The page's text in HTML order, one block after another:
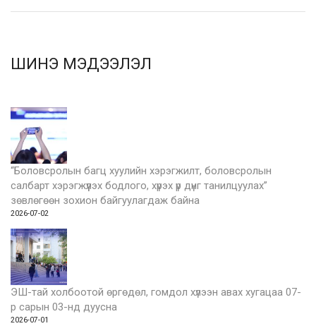
ШИНЭ МЭДЭЭЛЭЛ
“Боловсролын багц хуулийн хэрэгжилт, боловсролын
салбарт хэрэгжүүлэх бодлого, хүрэх үр дүнг танилцуулах”
зөвлөгөөн зохион байгуулагдаж байна
2026-07-02
ЭШ-тай холбоотой өргөдөл, гомдол хүлээн авах хугацаа 07-
р сарын 03-нд дуусна
2026-07-01